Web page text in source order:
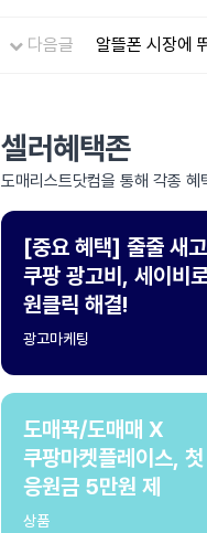
다음글 알뜰폰 시장에
셀러혜택존
도매리스트닷컴을 통해 각종 혜
[중요 혜택] 줄줄 새
쿠팡 광고비, 세이비
원클릭 해결!
광고마케팅
도매꾹/도매매 X
쿠팡마켓플레이스, 첫
응원금 5만원 제
상품